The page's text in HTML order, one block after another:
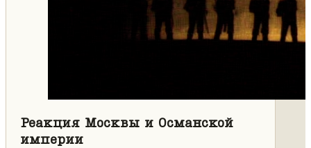
Реакция Москвы и Османской
империи